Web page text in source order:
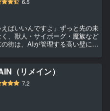
6.5
ばいいんですよ」ずっと先の未
、獣人・サイボーグ・魔族など
街は、AIが管理する高い壁に囲
（リメイン）
7.2